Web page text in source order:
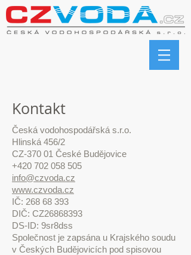
Kontakt
Česká vodohospodářská s.r.o.
Hlinská 456/2
CZ-370 01 České Budějovice
+420 702 058 505
info@czvoda.cz
www.czvoda.cz
IČ: 268 68 393
DIČ: CZ26868393
DS-ID: 9sr8dss
Společnost je zapsána u Krajského soudu
v Českých Budějovicích pod spisovou